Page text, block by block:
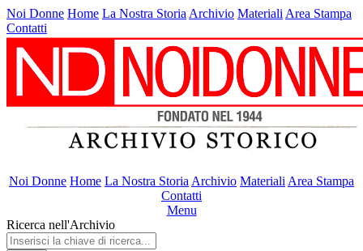
Noi Donne Home La Nostra Storia Archivio Materiali Area Stampa
Contatti
Noi Donne Home La Nostra Storia Archivio Materiali Area Stampa
Contatti
Menu
Ricerca nell'Archivio